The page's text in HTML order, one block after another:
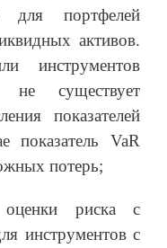
для портфелей
активов.
инструментов
не существует
показателей
показатель VaR
потерь;
риска с
инструментов с